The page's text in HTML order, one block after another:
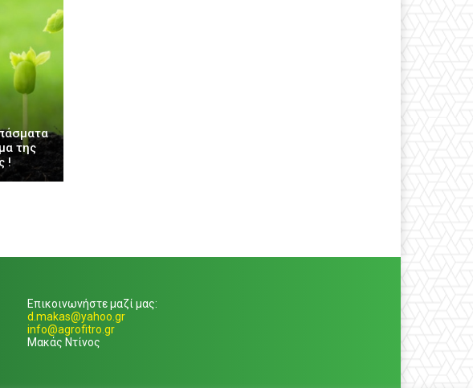
της
!
Επικοινωνήστε μαζί μας:
d.makas@yahoo.gr
info@agrofitro.gr
Μακάς Ντίνος